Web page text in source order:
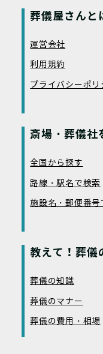
葬儀屋さんと
運営会社
利用規約
プライバシーポリ
斎場・葬儀社
全国から探す
路線・駅名で検索
施設名・郵便番号
教えて！葬儀
葬儀の知識
葬儀のマナー
葬儀の費用・相場